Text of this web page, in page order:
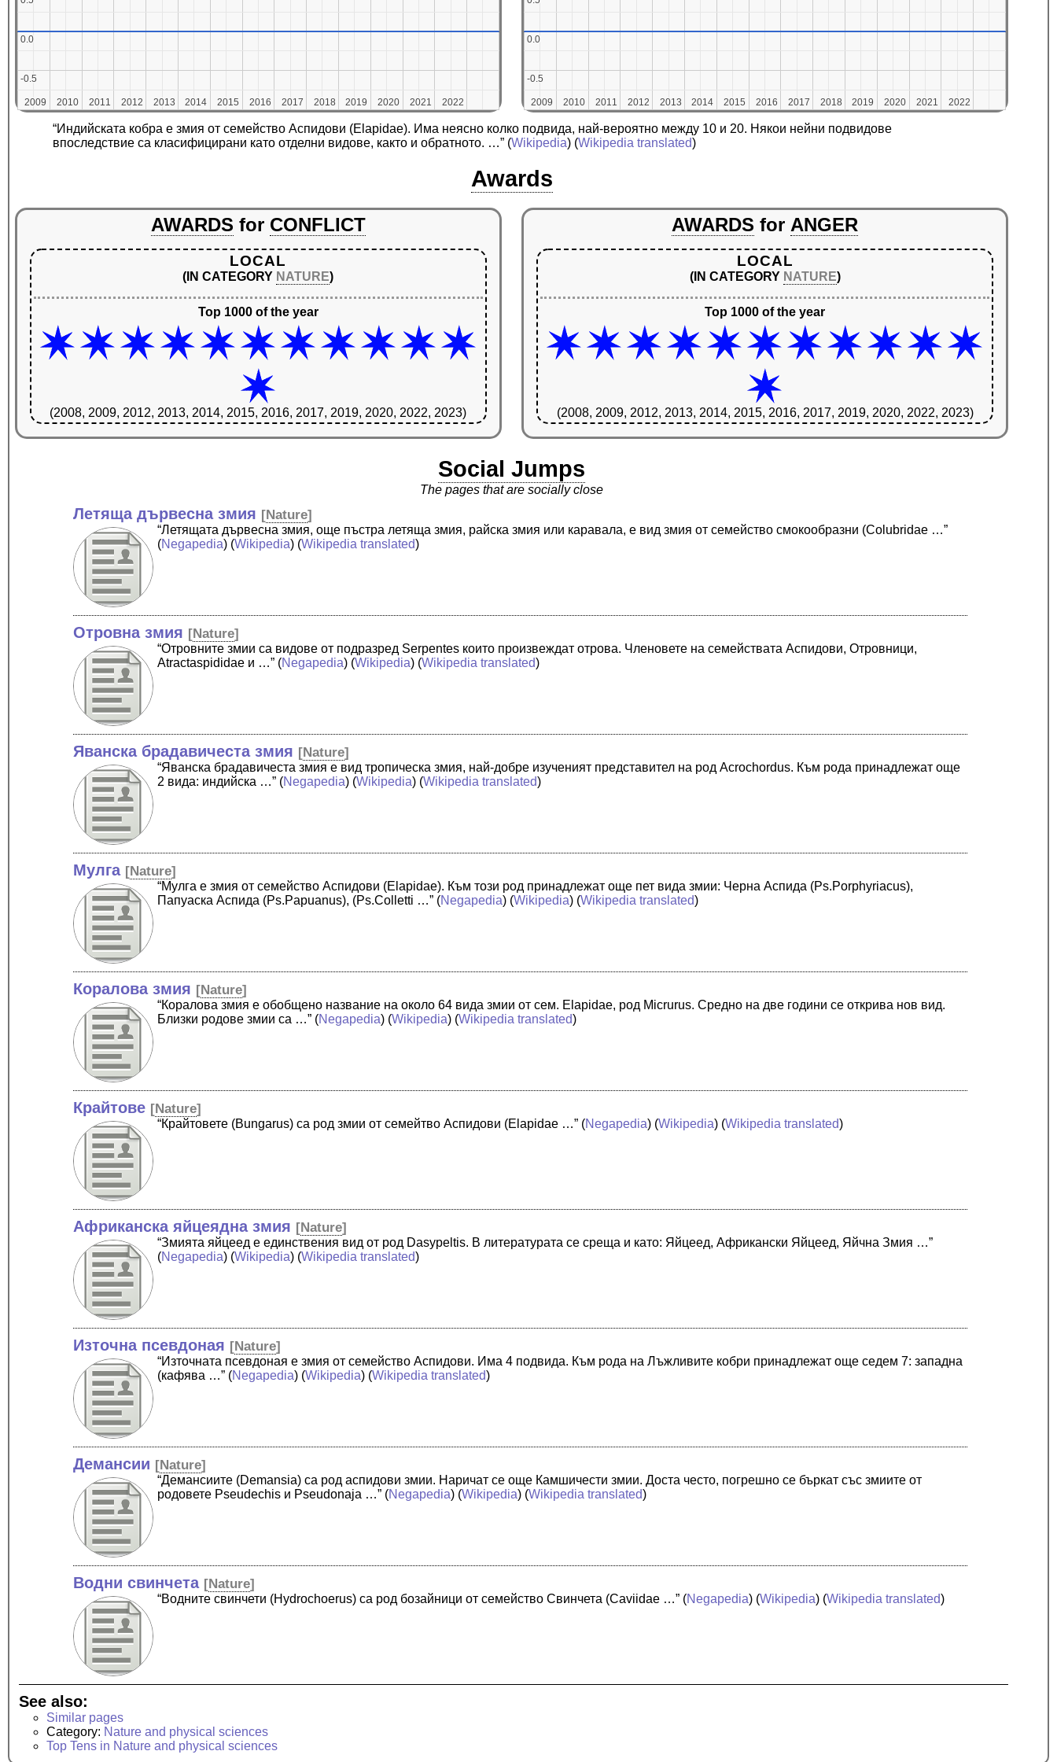
2009
2009 2010
2010 2011
2011 2012
2012 2013
2013 2014
2014 2015
2015 2016
2016 2017
2017 2018
2018 2019
2019 2020
2020 2021
2021 2022
2022
-0.5
-0.5
0.0
0.0
2009
2009 2010
2010 2011
2011 2012
2012 2013
2013 2014
2014 2015
2015 2016
2016 2017
2017 2018
2018 2019
2019 2020
2020 2021
2021 2022
2022
-0.5
-0.5
0.0
0.0
“Индийската кобра е змия от семейство Аспидови (Elapidae). Има неясно колко подвида, най-вероятно между 10 и 20. Някои нейни подвидове
впоследствие са класифицирани като отделни видове, както и обратното. …” (Wikipedia) (Wikipedia translated)
Awards
AWARDS for CONFLICT
LOCAL
(IN CATEGORY NATURE)
Top 1000 of the year
(2008, 2009, 2012, 2013, 2014, 2015, 2016, 2017, 2019, 2020, 2022, 2023)
AWARDS for ANGER
LOCAL
(IN CATEGORY NATURE)
Top 1000 of the year
(2008, 2009, 2012, 2013, 2014, 2015, 2016, 2017, 2019, 2020, 2022, 2023)
Social Jumps
The pages that are socially close
Летяща дървесна змия [Nature]
“Летящата дървесна змия, още пъстра летяща змия, райска змия или каравала, е вид змия от семейство смокообразни (Colubridae …”
(Negapedia) (Wikipedia) (Wikipedia translated)
Отровна змия [Nature]
“Отровните змии са видове от подразред Serpentes които произвеждат отрова. Членовете на семействата Аспидови, Отровници,
Atractaspididae и …” (Negapedia) (Wikipedia) (Wikipedia translated)
Яванска брадавичеста змия [Nature]
“Яванска брадавичеста змия е вид тропическа змия, най-добре изученият представител на род Acrochordus. Към рода принадлежат още
2 вида: индийска …” (Negapedia) (Wikipedia) (Wikipedia translated)
Мулга [Nature]
“Мулга е змия от семейство Аспидови (Elapidae). Към този род принадлежат още пет вида змии: Черна Аспида (Ps.Porphyriacus),
Папуаска Аспида (Ps.Papuanus), (Ps.Colletti …” (Negapedia) (Wikipedia) (Wikipedia translated)
Коралова змия [Nature]
“Коралова змия е обобщено название на около 64 вида змии от сем. Elapidae, род Micrurus. Средно на две години се открива нов вид.
Близки родове змии са …” (Negapedia) (Wikipedia) (Wikipedia translated)
Крайтове [Nature]
“Крайтовете (Bungarus) са род змии от семейтво Аспидови (Elapidae …” (Negapedia) (Wikipedia) (Wikipedia translated)
Африканска яйцеядна змия [Nature]
“Змията яйцеед е единствения вид от род Dasypeltis. В литературата се среща и като: Яйцеед, Африкански Яйцеед, Яйчна Змия …”
(Negapedia) (Wikipedia) (Wikipedia translated)
Източна псевдоная [Nature]
“Източната псевдоная е змия от семейство Аспидови. Има 4 подвида. Към рода на Лъжливите кобри принадлежат още седем 7: западна
(кафява …” (Negapedia) (Wikipedia) (Wikipedia translated)
Демансии [Nature]
“Демансиите (Demansia) са род аспидови змии. Наричат се още Камшичести змии. Доста често, погрешно се бъркат със змиите от
родовете Pseudechis и Pseudonaja …” (Negapedia) (Wikipedia) (Wikipedia translated)
Водни свинчета [Nature]
“Водните свинчети (Hydrochoerus) са род бозайници от семейство Свинчета (Caviidae …” (Negapedia) (Wikipedia) (Wikipedia translated)
See also:
Similar pages
Category: Nature and physical sciences
Top Tens in Nature and physical sciences